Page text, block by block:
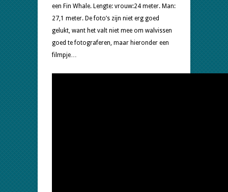
een Fin Whale. Lengte: vrouw:24 meter. Man:
27,1 meter. De foto’s zijn niet erg goed
gelukt, want het valt niet mee om walvissen
goed te fotograferen, maar hieronder een
filmpje…